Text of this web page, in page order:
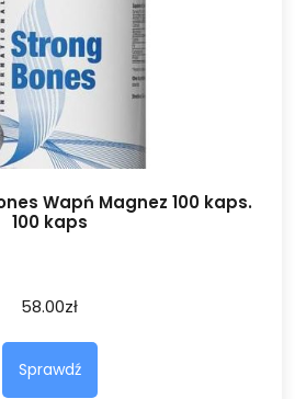
Wapń Magnez 100 kaps.
100 kaps
58.00zł
Sprawdź